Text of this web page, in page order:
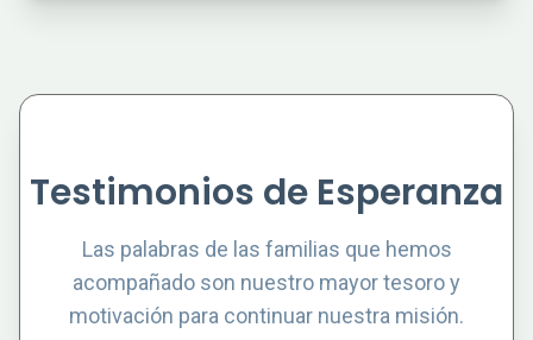
Testimonios de Esperanza
Las palabras de las familias que hemos
acompañado son nuestro mayor tesoro y
motivación para continuar nuestra misión.